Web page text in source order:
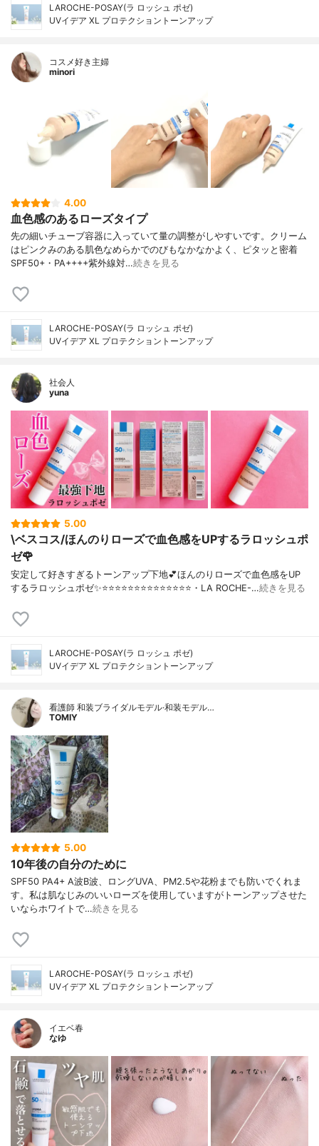
LAROCHE-POSAY(ラ ロッシュ ポゼ)
UVイデア XL プロテクショントーンアップ
コスメ好き主婦
minori
4.00
血色感のあるローズタイプ
先の細いチューブ容器に入っていて量の調整がしやすいです。クリーム
はピンクみのある肌色なめらかでのびもなかなかよく、ピタッと密着
SPF50+・PA++++紫外線対…続きを見る
LAROCHE-POSAY(ラ ロッシュ ポゼ)
UVイデア XL プロテクショントーンアップ
社会人
yuna
5.00
\ベスコス/ほんのりローズで血色感をUPするラロッシュポ
ゼ🌹
安定して好きすぎるトーンアップ下地💕ほんのりローズで血色感をUP
するラロッシュポゼ✨⭐️⭐️⭐️⭐️⭐️⭐️⭐️⭐️⭐️⭐️⭐️⭐️⭐️⭐️・LA ROCHE-…続きを見る
LAROCHE-POSAY(ラ ロッシュ ポゼ)
UVイデア XL プロテクショントーンアップ
看護師 和装ブライダルモデル·和装モデル…
TOMIY
5.00
10年後の自分のために
SPF50 PA4+ A波B波、ロングUVA、PM2.5や花粉までも防いでくれま
す。私は肌なじみのいいローズを使用していますがトーンアップさせた
いならホワイトで…続きを見る
LAROCHE-POSAY(ラ ロッシュ ポゼ)
UVイデア XL プロテクショントーンアップ
イエベ春
なゆ